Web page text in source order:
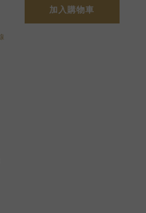
加入購物車